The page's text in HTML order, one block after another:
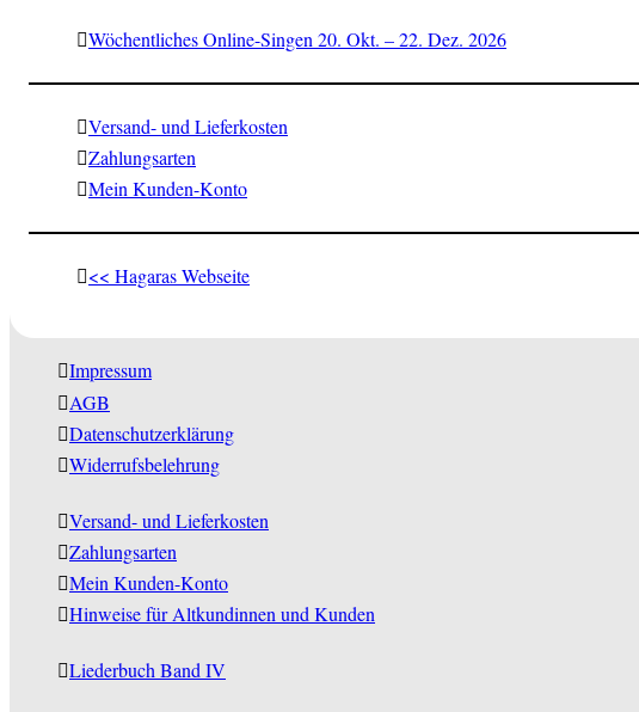
Wöchentliches Online-Singen 20. Okt. – 22. Dez. 2026
Versand- und Lieferkosten
Zahlungsarten
Mein Kunden-Konto
<< Hagaras Webseite
Impressum
AGB
Datenschutzerklärung
Widerrufsbelehrung
Versand- und Lieferkosten
Zahlungsarten
Mein Kunden-Konto
Hinweise für Altkundinnen und Kunden
Liederbuch Band IV